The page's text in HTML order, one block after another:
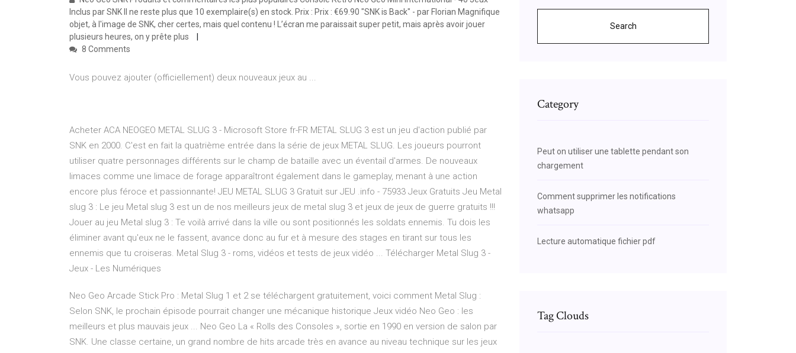
Inclus par SNK Il ne reste plus que 10 exemplaire(s) en stock. Prix : Prix : €69.90 "SNK is Back" - par Florian Magnifique
objet, à l'image de SNK, cher certes, mais quel contenu ! L’écran me paraissait super petit, mais après avoir jouer
plusieurs heures, on y prête plus
8 Comments
Vous pouvez ajouter (officiellement) deux nouveaux jeux au ...
Acheter ACA NEOGEO METAL SLUG 3 - Microsoft Store fr-FR METAL SLUG 3 est un jeu d'action publié par
SNK en 2000. C'est en fait la quatrième entrée dans la série de jeux METAL SLUG. Les joueurs pourront
utiliser quatre personnages différents sur le champ de bataille avec un éventail d'armes. De nouveaux
limaces comme une limace de forage apparaîtront également dans le gameplay, menant à une action
encore plus féroce et passionnante! JEU METAL SLUG 3 Gratuit sur JEU .info - 75933 Jeux Gratuits Jeu Metal
slug 3 : Le jeu Metal slug 3 est un de nos meilleurs jeux de metal slug 3 et jeux de jeux de guerre gratuits !!!
Jouer au jeu Metal slug 3 : Te voilà arrivé dans la ville ou sont positionnés les soldats ennemis. Tu dois les
éliminer avant qu'eux ne le fassent, avance donc au fur et à mesure des stages en tirant sur tous les
ennemis que tu croiseras. Metal Slug 3 - roms, vidéos et tests de jeux vidéo ... Télécharger Metal Slug 3 -
Jeux - Les Numériques
Neo Geo Arcade Stick Pro : Metal Slug 1 et 2 se téléchargent gratuitement, voici comment Metal Slug :
Selon SNK, le prochain épisode pourrait changer une mécanique historique Jeux vidéo Neo Geo : les
meilleurs et plus mauvais jeux ... Neo Geo La « Rolls des Consoles », sortie en 1990 en version de salon par
SNK. Une classe certaine, un grand nombre de hits arcade très en avance au niveau technique sur les jeux
Search
Category
Peut on utiliser une tablette pendant son
chargement
Comment supprimer les notifications
whatsapp
Lecture automatique fichier pdf
Tag Clouds